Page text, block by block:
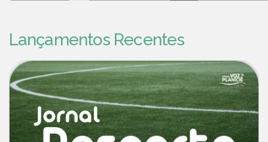
Lançamentos Recentes